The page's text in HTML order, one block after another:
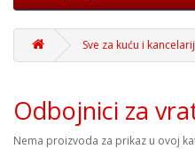
Sve za kuću i
Odbojnici za
Nema proizvoda za prikaz u ovoj